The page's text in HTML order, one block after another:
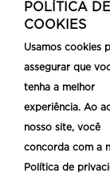
Sobre a
POLÍTICA DE
COOKIES
Usamos cookies
assegurar que
tenha a melhor
experiência. Ao
nosso site, você
concorda com a
Política de